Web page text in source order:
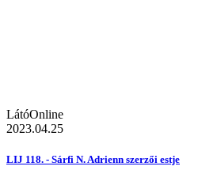
LátóOnline
2023.04.25
LIJ 118. - Sárfi N. Adrienn szerzői estje